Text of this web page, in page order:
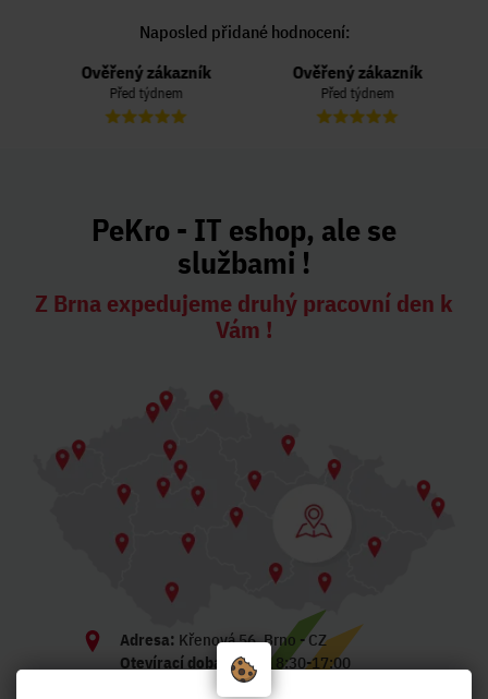
Naposled přidané hodnocení:
Ověřený zákazník
Před týdnem
Ověřený zákazník
Před týdnem
PeKro - IT eshop, ale se
službami !
Z Brna expedujeme druhý pracovní den k
Vám !
Adresa: Křenová 56, Brno - CZ
Otevírací doba:
Po-Pá 8:30-17:00